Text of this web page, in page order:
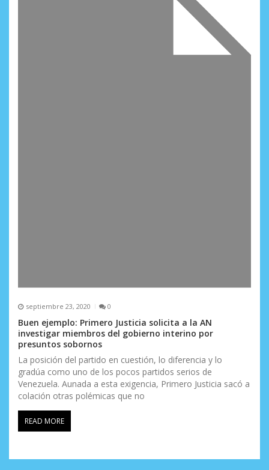
septiembre 23, 2020 0
Buen ejemplo: Primero Justicia solicita a la AN
investigar miembros del gobierno interino por
presuntos sobornos
La posición del partido en cuestión, lo diferencia y lo
gradúa como uno de los pocos partidos serios de
Venezuela. Aunada a esta exigencia, Primero Justicia sacó a
colación otras polémicas que no
READ MORE